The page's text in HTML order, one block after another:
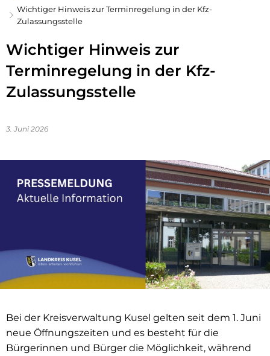
Wichtiger Hinweis zur Terminregelung in der Kfz-
Zulassungsstelle
Wichtiger Hinweis zur
Terminregelung in der Kfz-
Zulassungsstelle
3. Juni 2026
Bei der Kreisverwaltung Kusel gelten seit dem 1. Juni
neue Öffnungszeiten und es besteht für die
Bürgerinnen und Bürger die Möglichkeit, während